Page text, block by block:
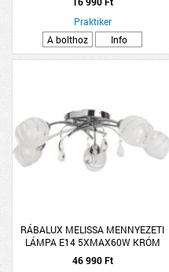
Praktiker
A bolthoz
Info
RÁBALUX MELISSA MENNYEZETI
LÁMPA E14 5XMAX60W KRÓM
46 990 Ft